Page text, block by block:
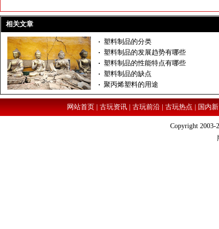
相关文章
塑料制品的分类
塑料制品的发展趋势有哪些
塑料制品的性能特点有哪些
塑料制品的缺点
聚丙烯塑料的用途
网站首页|古玩资讯|古玩前沿|古玩热点|国内
Copyright 2003-